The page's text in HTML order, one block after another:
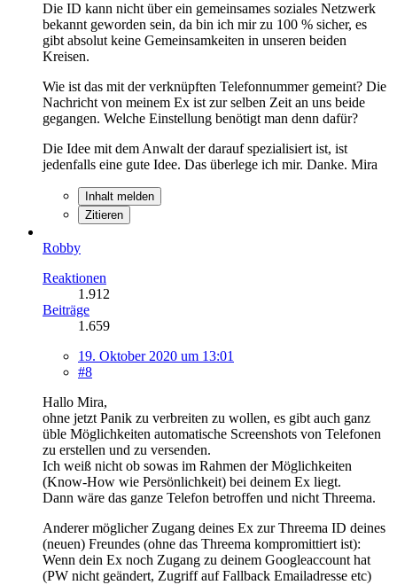
Die ID kann nicht über ein gemeinsames soziales Netzwerk
bekannt geworden sein, da bin ich mir zu 100 % sicher, es
gibt absolut keine Gemeinsamkeiten in unseren beiden
Kreisen.
Wie ist das mit der verknüpften Telefonnummer gemeint? Die
Nachricht von meinem Ex ist zur selben Zeit an uns beide
gegangen. Welche Einstellung benötigt man denn dafür?
Die Idee mit dem Anwalt der darauf spezialisiert ist, ist
jedenfalls eine gute Idee. Das überlege ich mir. Danke. Mira
Inhalt melden
Zitieren
Robby
Reaktionen
1.912
Beiträge
1.659
19. Oktober 2020 um 13:01
#8
Hallo Mira,
ohne jetzt Panik zu verbreiten zu wollen, es gibt auch ganz
üble Möglichkeiten automatische Screenshots von Telefonen
zu erstellen und zu versenden.
Ich weiß nicht ob sowas im Rahmen der Möglichkeiten
(Know-How wie Persönlichkeit) bei deinem Ex liegt.
Dann wäre das ganze Telefon betroffen und nicht Threema.
Anderer möglicher Zugang deines Ex zur Threema ID deines
(neuen) Freundes (ohne das Threema kompromittiert ist):
Wenn dein Ex noch Zugang zu deinem Googleaccount hat
(PW nicht geändert, Zugriff auf Fallback Emailadresse etc)